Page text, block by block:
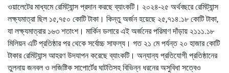
ওয়ালেটের মাধ্যমে রেমিট্যান্স প্রদান করছে ব্যাংকটি। ২০২৪-২৫ অর্থবছরে রেমিট্যান্স
লক্ষ্যমাত্রা ছিল ১৫,৭৫০ কোটি টাকা। কিন্তু অর্জন হয়েছে ২৫,৭১৪.১৮ কোটি টাকা,
যা লক্ষ্যমাত্রার ১৬৩ শতাংশ। মার্কিন ডলারে এই অর্জনের পরিমাণ দাঁড়ায় ২১১১.১৮
মিলিয়ন এটি প্রতিষ্ঠার পর থেকে সর্বোচ্চ সাফল্য। গত ২১ মে পর্যন্ত ২০ হাজার কোটি
টাকার রেমিট্যান্স আহরণ উদযাপন করেছে ব্যাংকটি। অন্যান্য প্রতিযোগী প্রতিষ্ঠানের
তুলনায় জনবল ও লজিষ্টিক সাপোর্টের ঘাটতিসহ বিভিন্ন ধরনের অসুবিধা সত্বেও